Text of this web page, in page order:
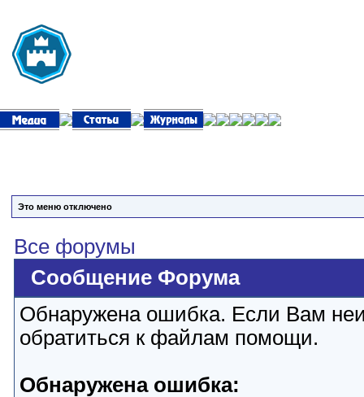
Это меню отключено
Все форумы
Сообщение Форума
Обнаружена ошибка. Если Вам
обратиться к файлам помощи.
Обнаружена ошибка: